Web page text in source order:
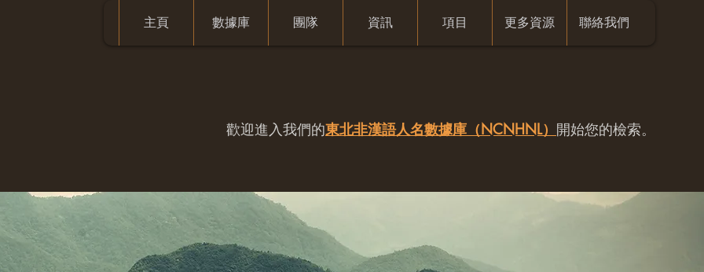
主頁 數據庫 團隊 資訊 項目 更多資源 聯絡我們
歡迎進入我們的東北非漢語人名數據庫（NCNHNL） 開始您的檢索。